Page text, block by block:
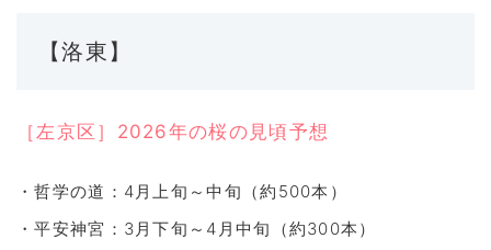
【洛東】
［左京区］2026年の桜の見頃予想
・哲学の道：4月上旬～中旬（約500本）
・平安神宮：3月下旬～4月中旬（約300本）